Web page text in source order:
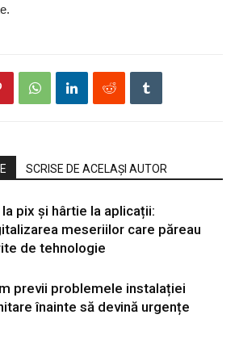
SCRISE DE ACELAȘI AUTOR
la pix şi hârtie la aplicații:
meseriilor care păreau
de tehnologie
previi problemele instalației
înainte să devină urgențe